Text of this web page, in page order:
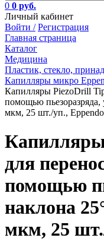
0 0 руб.
Личный кабинет
Войти / Регистрация
Главная страница
Каталог
Медицина
Пластик, стекло,
Капилляры микро
Капилляры PiezoDrill
помощью пьезоразряда,
мкм, 25 шт./уп.,
для
помощью
наклона
мкм, 25